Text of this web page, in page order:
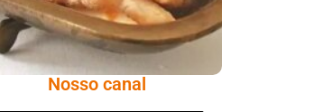
Nosso canal